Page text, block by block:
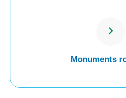
Monuments